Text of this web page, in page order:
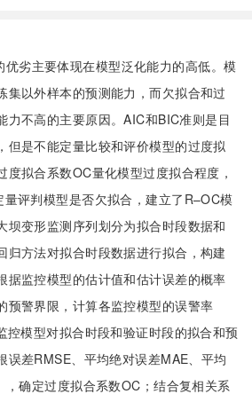
优劣主要体现在模型泛化能力的高低。模
集以外样本的预测能力，而欠拟合和过
力不高的主要原因。AIC和BIC准则是目
但是不能定量比较和评价模型的过度拟
度拟合系数OC量化模型过度拟合程度，
评判模型是否欠拟合，建立了R–OC模
坝变形监测序列划分为拟合时段数据和
归方法对拟合时段数据进行拟合，构建
据监控模型的估计值和估计误差的概率
预警界限，计算各监控模型的误警率
控模型对拟合时段和验证时段的拟合和预
误差RMSE、平均绝对误差MAE、平均
，确定过度拟合系数OC；结合复相关系